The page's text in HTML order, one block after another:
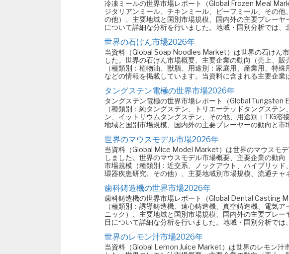
冷凍ミールの世界市場レポート（Global Frozen Meal
ジタリアンミール、チキンミール、ビーフミール、その
の他）、主要地域と国別市場規模、国内外の主要プレー
について詳細な分析を行いました。地域・国別分析では
世界の石けん市場2026年
当資料（Global Soap Noodles Market）は世界の石けん
した。世界の石けん市場概要、主要企業の動向（売上、
（種類別：植物油、獣脂、用途別：家庭用、産業用、特
などの情報を掲載しています。当資料に含まれる主要企
タングステン電極の世界市場2026年
タングステン電極の世界市場レポート（Global
（種類別：純タングステン、トリエーテッドタングステ
ン、イットリウムタングステン、その他、用途別：TIG溶
地域と国別市場規模、国内外の主要プレーヤーの動向と
世界のマウスモデル市場2026年
当資料（Global Mice Model Market）は世界のマウスモ
しました。世界のマウスモデル市場概要、主要企業の動
市場規模（種類別：近交系、ノックアウト、ハイブリッ
環器疾患研究、その他）、主要地域別市場規模、流通チ
歯科鋳造機の世界市場2026年
歯科鋳造機の世界市場レポート（Global Dental Casting
（種類別：誘導鋳造機、遠心鋳造機、真空鋳造機、電気
ニック）、主要地域と国別市場規模、国内外の主要プレ
目について詳細な分析を行いました。地域・国別分析で
世界のレモン汁市場2026年
当資料（Global Lemon Juice Market）は世界のレモン汁